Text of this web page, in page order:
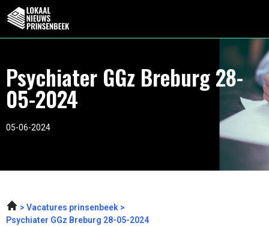
Psychiater GGz Breburg 28-
05-2024
05-06-2024
Vacatures prinsenbeek
Psychiater GGz Breburg 28-05-2024